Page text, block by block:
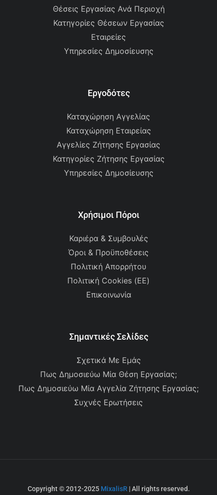
Θέσεις Εργασίας Ανά Περιοχή
Κατηγορίες Θέσεων Εργασίας
Εταιρείες
Υπηρεσίες Δημοσίευσης
Εργοδότες
Καταχώρηση Αγγελίας
Καταχώρηση Εταιρείας
Αγγελίες Ζήτησης Εργασίας
Κατηγορίες Ζήτησης Εργασίας
Υπηρεσίες Δημοσίευσης
Χρήσιμοι Πόροι
Καριέρα & Συμβουλές
Όροι & Προϋποθέσεις
Πολιτική Απορρήτου
Πολιτική Cookies (ΕΕ)
Επικοινωνία
Σημαντικές Σελίδες
Σχετικά Με Εμάς
Πως Δημοσιεύω Μία Θέση Εργασίας;
Πως Δημοσιεύω Μία Αγγελία Ζήτησης Εργασίας;
Συχνές Ερωτήσεις
Copyright © 2012-2025 MixalisR | All rights reserved.